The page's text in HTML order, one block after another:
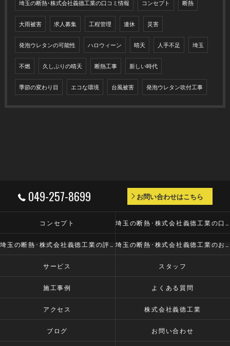
埼玉の断熱･株式会社義德工業の口コミ情報 コンセプト 断熱
大雨被害 求人募集 工程管理 連休 災害
発泡ウレタンの可能性 ハロウィーン 晴天 人手不足 埼玉
不燃 久しぶりの晴天 断熱工事 新しい時代
季節の変わり目 エコな環境 台風被害 発泡ウレタン吹付工事
049-257-8699 お問い合わせはこちら
コンセプト
サービス スタッフ
施工事例 よくある質問
アクセス 株式会社義德工業
ブログ お問い合わせ